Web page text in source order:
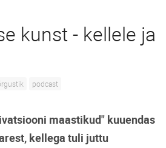
kunst - kellele ja
podcast
maastikud" kuuendas
kellega tuli juttu